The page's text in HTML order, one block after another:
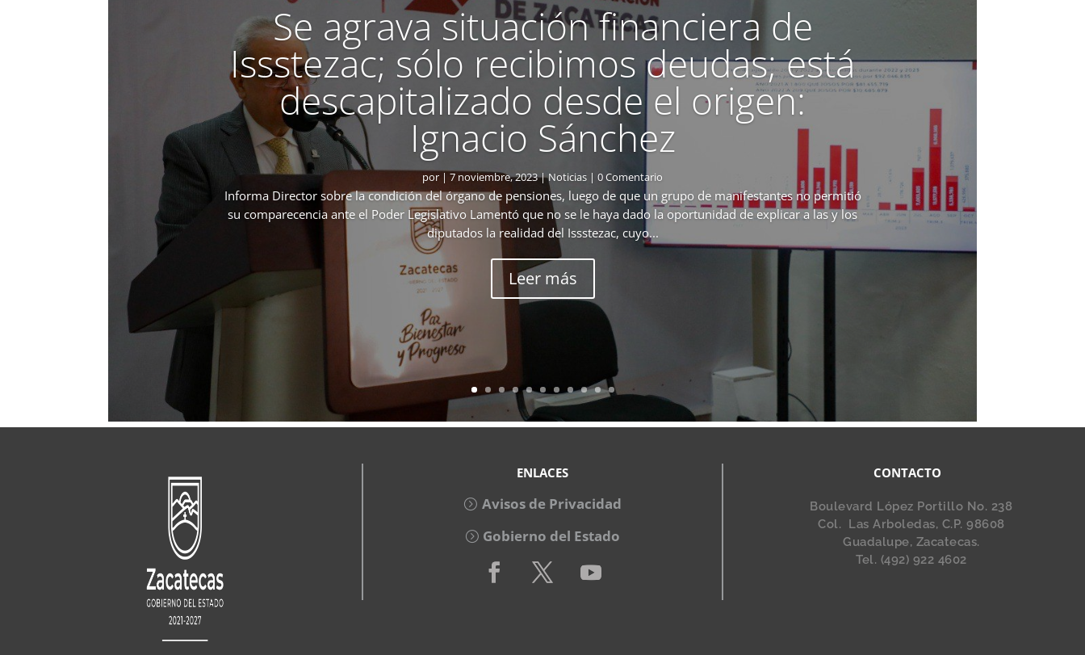
Se agrava situación financiera de
Issstezac; sólo recibimos deudas; está
descapitalizado desde el origen:
Ignacio Sánchez
por | 7 noviembre, 2023|Noticias | 0 Comentario
Informa Director sobre la condición del órgano de pensiones, luego de que un grupo de manifestantes no permitió
su comparecencia ante el Poder Legislativo Lamentó que no se le haya dado la oportunidad de explicar a las y los
diputados la realidad del Issstezac, cuyo...
Leer más
ENLACES
Avisos de Privacidad
Gobierno del Estado
CONTACTO
Boulevard López Portillo No. 238
Col. Las Arboledas, C.P. 98608
Guadalupe, Zacatecas.
Tel. (492) 922 4602